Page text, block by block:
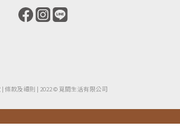
| ​ 條款及細則 | 2022 © 覓間生活有限公司